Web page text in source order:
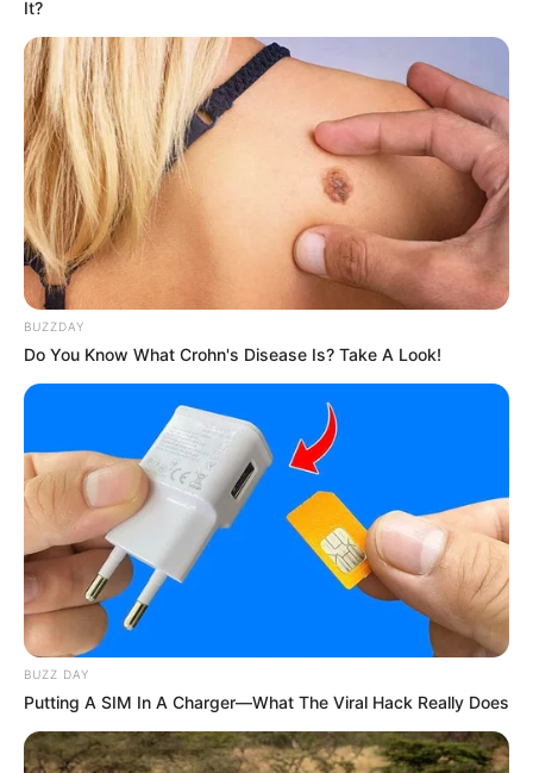
It?
BUZZDAY
Do You Know What Crohn's Disease Is? Take A Look!
BUZZ DAY
Putting A SIM In A Charger—What The Viral Hack Really Does